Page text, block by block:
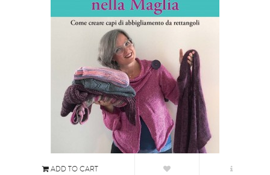
ADD TO CART